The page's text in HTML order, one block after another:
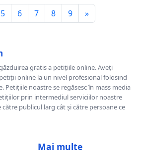
5 6 7 8 9 »
gratis a petițiile online. Aveți
online la un nivel profesional folosind
Petițiile noastre se regăsesc în mass media
prin intermediul serviciilor noastre
publicul larg cât și către persoane ce
Mai multe